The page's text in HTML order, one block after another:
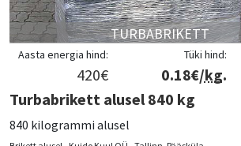
TURBABRIKETT
Tüki hind:
0.18€/kg.
Aasta energia hind:
420€
Turbabrikett alusel 840 kg
840 kilogrammi alusel